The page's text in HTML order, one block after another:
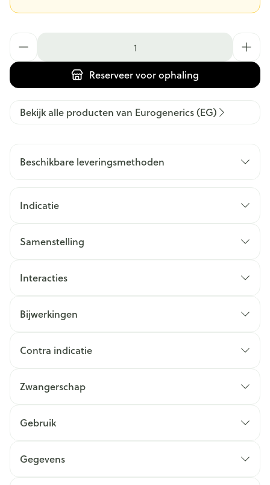
Reserveervoor ophaling
Bekijk alle producten van Eurogenerics (EG)
Beschikbare leveringsmethoden
Indicatie
Samenstelling
Interacties
Bijwerkingen
Contra indicatie
Zwangerschap
Gebruik
Gegevens